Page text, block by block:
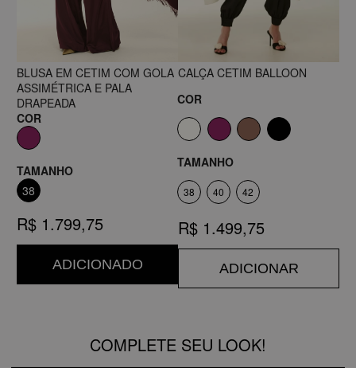
BLUSA EM CETIM COM GOLA
ASSIMÉTRICA E PALA
DRAPEADA
COR
TAMANHO
38
R$ 1.799,75
ADICIONADO
CALÇA CETIM BALLOON
COR
TAMANHO
38 40 42
R$ 1.499,75
ADICIONAR
COMPLETE SEU LOOK!